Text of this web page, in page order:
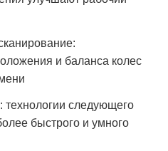
и баланса колес
следующего
быстрого и умного